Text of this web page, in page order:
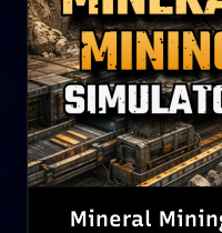
Mineral